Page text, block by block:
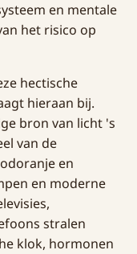
en mentale
het risico op
hectische
hieraan bij.
bron van licht 's
van de
en
en moderne
stralen
klok, hormonen